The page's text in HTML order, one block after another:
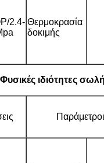
2.4- Θερμοκρασία
δοκιμής
ιδιότητες